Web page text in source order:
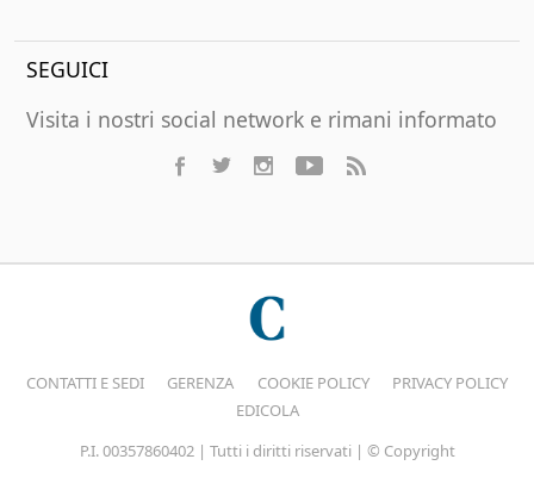
SEGUICI
Visita i nostri social network e rimani informato
CONTATTI E SEDI GERENZA COOKIE POLICY
PRIVACY POLICY
EDICOLA
P.I. 00357860402 | Tutti i diritti riservati | © Copyright